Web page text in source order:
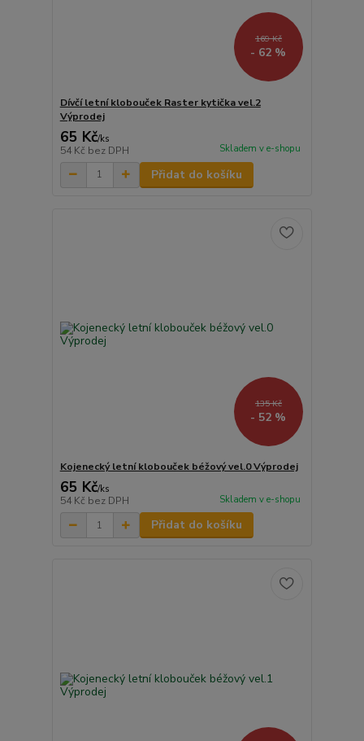
169 Kč
- 62 %
Dívčí letní klobouček Raster kytička vel.2
Výprodej
65 Kč/ks
54 Kč bez DPH Skladem v e-shopu
Přidat do košíku
135 Kč
- 52 %
Kojenecký letní klobouček béžový vel.0 Výprodej
65 Kč/ks
54 Kč bez DPH Skladem v e-shopu
Přidat do košíku